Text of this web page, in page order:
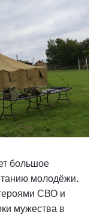
большое
молодёжи.
СВО и
мужества в